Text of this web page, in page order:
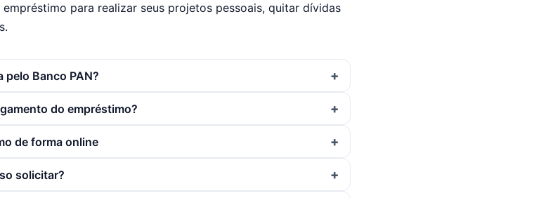
para realizar seus projetos pessoais, quitar dívidas
pelo Banco PAN?
do empréstimo?
de forma online
solicitar?